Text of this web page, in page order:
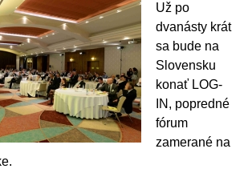
Už po
dvanásty krát
sa bude na
Slovensku
konať LOG-
IN, popredné
fórum
zamerané na